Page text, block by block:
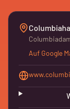
Auf Google